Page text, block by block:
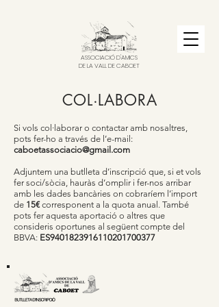
ASSOCIACIÓ D'AMICS
DE LA VALL DE CABOET
COL·LABORA
Si vols col·laborar o contactar amb nosaltres,
pots fer-ho a través de l’e-mail:
caboetassociacio@gmail.com
Adjuntem una butlleta d’inscripció que, si et vols
fer soci/sòcia, hauràs d’omplir i fer-nos arribar
amb les dades bancàries on cobraríem l’import
de 15€corresponent a la quota anual. També
pots fer aquesta aportació o altres que
consideris oportunes al següent compte del
BBVA: ES9401823916110201700377